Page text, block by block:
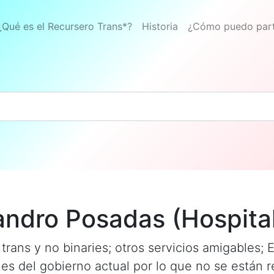
es el Recursero Trans*? Historia ¿Cómo puedo
Posadas
y no binaries; otros servicios amigables;
del gobierno actual por lo que no se están